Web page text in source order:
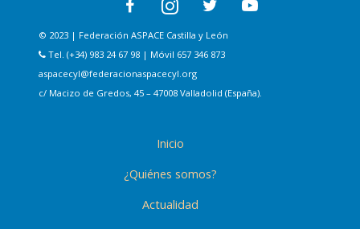
© 2023 | Federación ASPACE Castilla y León
Tel. (+34) 983 24 67 98 | Móvil 657 346 873
aspacecyl@federacionaspacecyl.org
c/ Macizo de Gredos, 45 – 47008 Valladolid (España).
Inicio
¿Quiénes somos?
Actualidad